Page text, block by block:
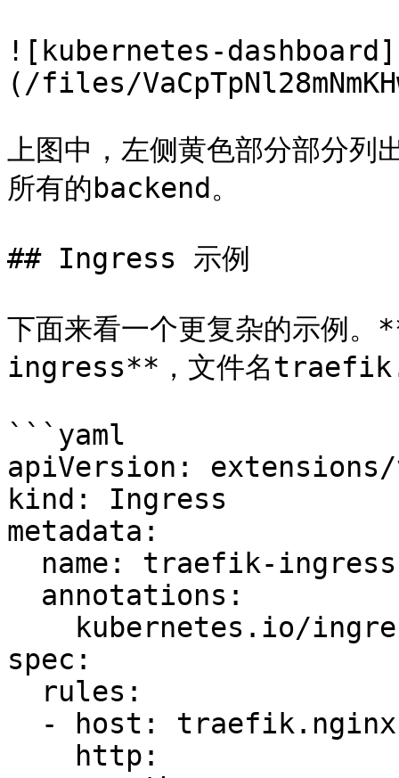
![kubernetes-dashboard]
(/files/
上图中，左侧黄色部分部分
所有的backend。
## Ingress 示例
下面来看一个更复杂的示
ingress**，文件名
```yaml
apiVersion: extensions/
kind: Ingress
metadata:
spec: